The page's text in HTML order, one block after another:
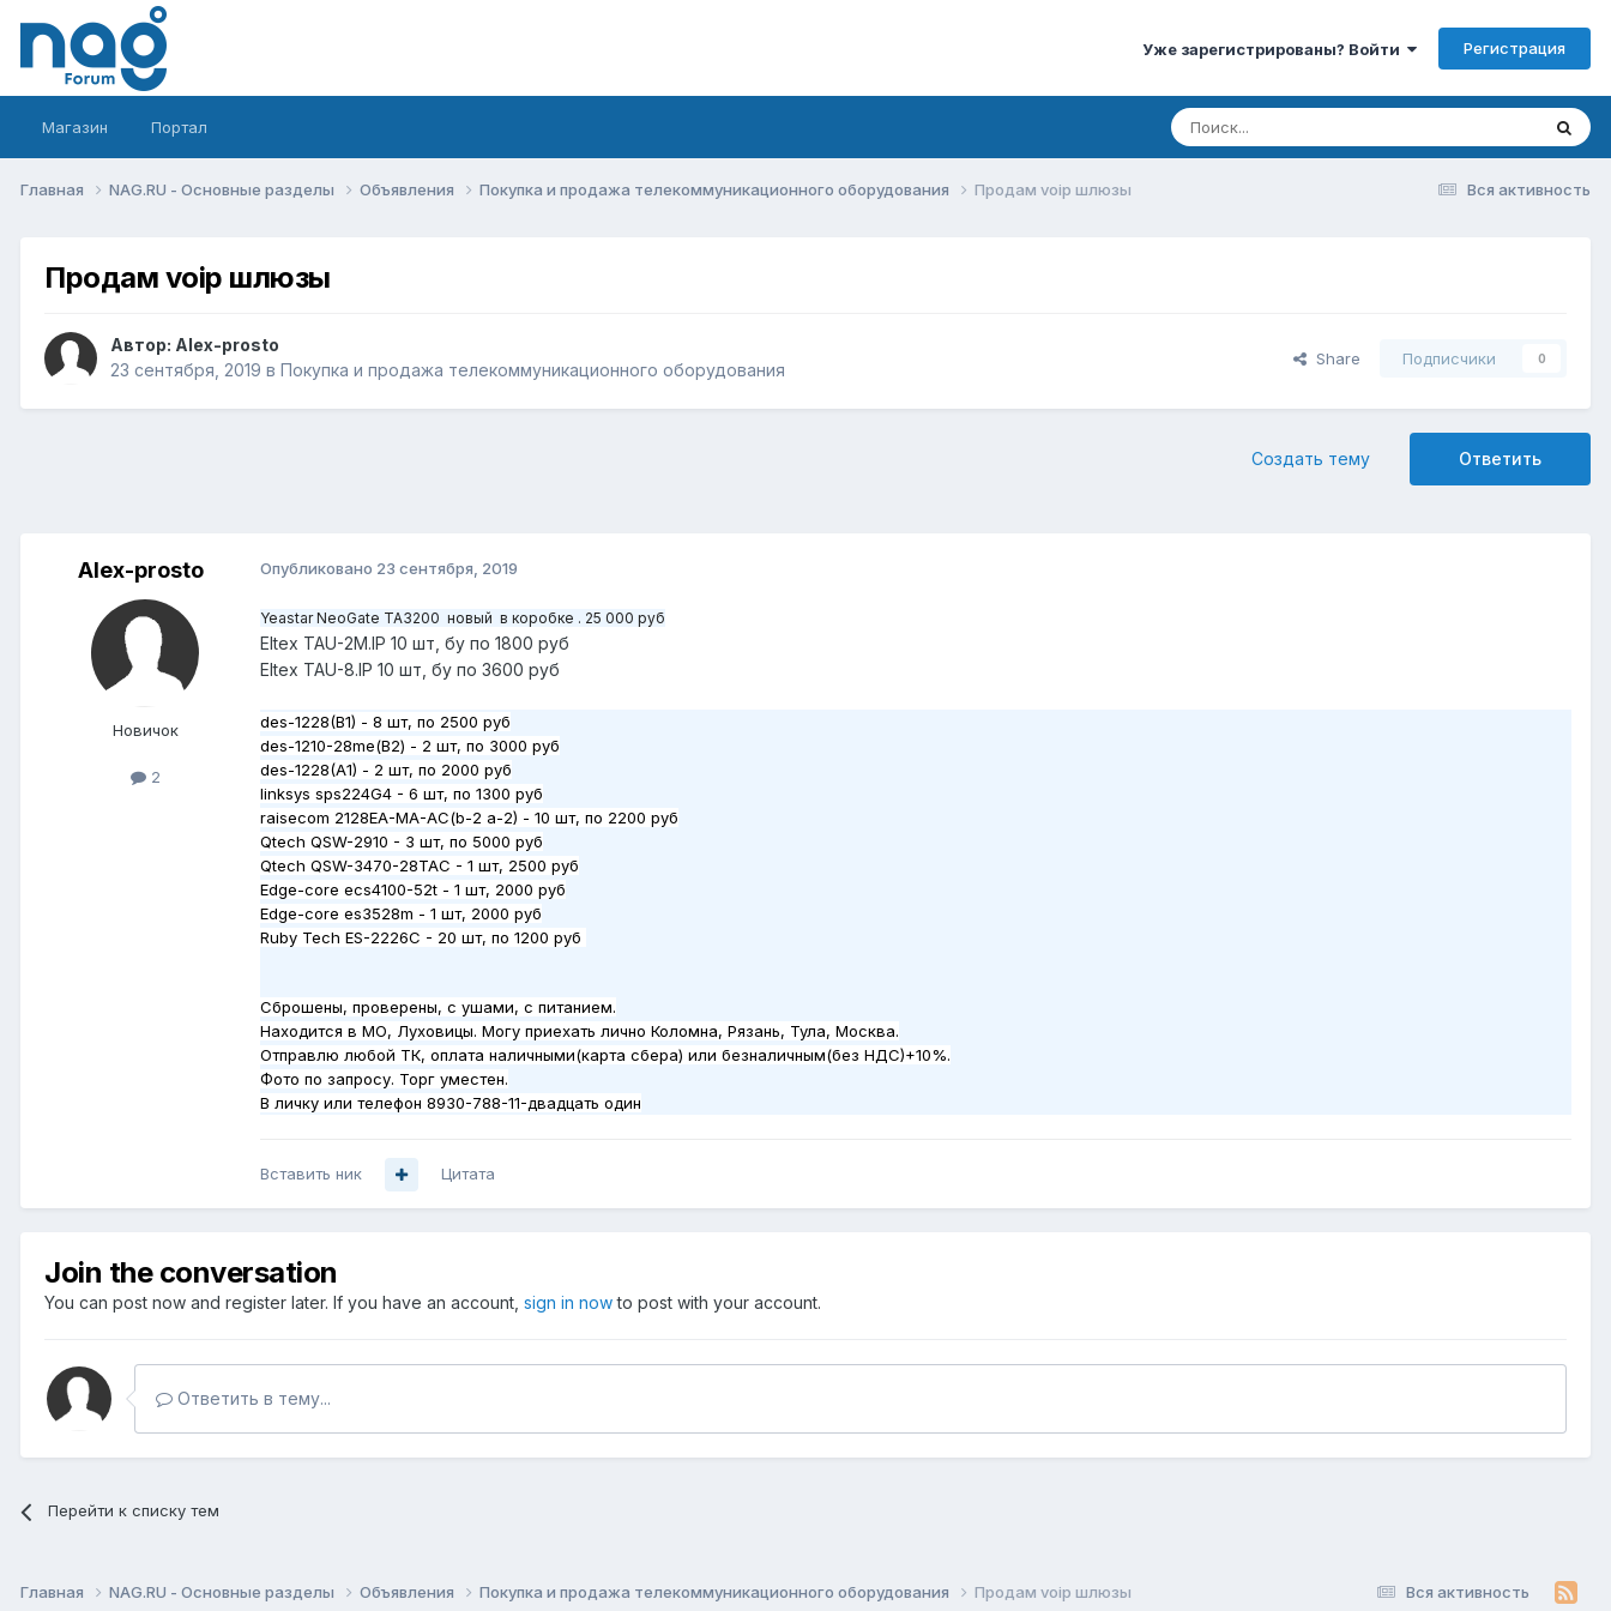
Уже зарегистрированы? Войти Регистрация
Магазин Портал
Вся активность
Главная NAG.RU - Основные разделы Объявления Покупка и продажа телекоммуникационного оборудования Продам voip шлюзы
Продам voip шлюзы
Автор: Alex-prosto
23 сентября, 2019 в Покупка и продажа телекоммуникационного оборудования
Share Подписчики 0
Ответить
Создать тему
Alex-prosto
Новичок
2
Опубликовано 23 сентября, 2019
Yeastar NeoGate TA3200 новый в коробке . 25 000 руб
Eltex TAU-2M.IP 10 шт, бу по 1800 руб
Eltex TAU-8.IP 10 шт, бу по 3600 руб
des-1228(B1) - 8 шт, по 2500 руб
des-1210-28me(B2) - 2 шт, по 3000 руб
des-1228(A1) - 2 шт, по 2000 руб
linksys sps224G4 - 6 шт, по 1300 руб
raisecom 2128EA-MA-AC(b-2 a-2) - 10 шт, по 2200 руб
Qtech QSW-2910 - 3 шт, по 5000 руб
Qtech QSW-3470-28TAC - 1 шт, 2500 руб
Edge-core ecs4100-52t - 1 шт, 2000 руб
Edge-core es3528m - 1 шт, 2000 руб
Ruby Tech ES-2226C - 20 шт, по 1200 руб
Сброшены, проверены, с ушами, с питанием.
Находится в МО, Луховицы. Могу приехать лично Коломна, Рязань, Тула, Москва.
Отправлю любой ТК, оплата наличными(карта сбера) или безналичным(без НДС)+10%.
Фото по запросу. Торг уместен.
В личку или телефон 8930-788-11-двадцать один
Вставить ник Цитата
Join the conversation
You can post now and register later. If you have an account, sign in nowto post with your account.
Ответить в тему...
Перейти к списку тем
Вся активность
Главная NAG.RU - Основные разделы Объявления Покупка и продажа телекоммуникационного оборудования Продам voip шлюзы